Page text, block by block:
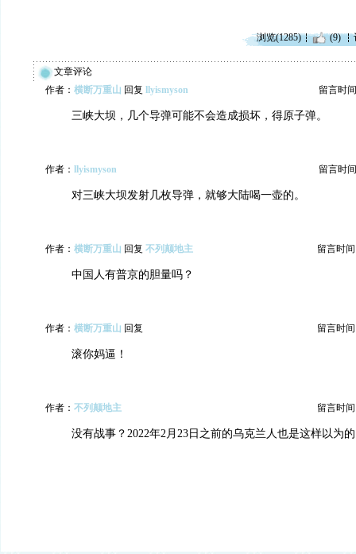
浏览(1285) (9)
文章评论
作者： 横断万重山 回复 llyismyson 留言时
三峡大坝，几个导弹可能不会造成损坏，得原子弹。
作者： llyismyson 留言时
对三峡大坝发射几枚导弹，就够大陆喝一壶的。
作者： 横断万重山 回复 不列颠地主 留言时间
中国人有普京的胆量吗？
作者： 横断万重山 回复 留言时间
滚你妈逼！
作者： 不列颠地主 留言时间
没有战事？2022年2月23日之前的乌克兰人也是这样以为